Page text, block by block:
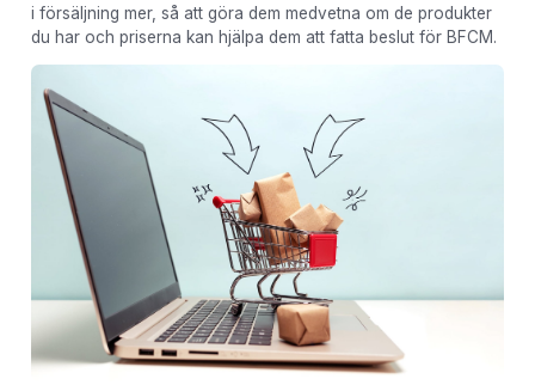
i försäljning mer, så att göra dem medvetna om de produkter
du har och priserna kan hjälpa dem att fatta beslut för BFCM.